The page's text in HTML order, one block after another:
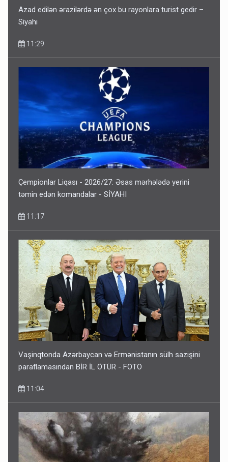
Azad edilən ərazilərdə ən çox bu rayonlara turist gedir –
Siyahı
11:29
Çempionlar Liqası - 2026/27: Əsas mərhələdə yerini
təmin edən komandalar - SİYAHI
11:17
Vaşinqtonda Azərbaycan və Ermənistanın sülh sazişini
paraflamasından BİR İL ÖTÜR - FOTO
11:04